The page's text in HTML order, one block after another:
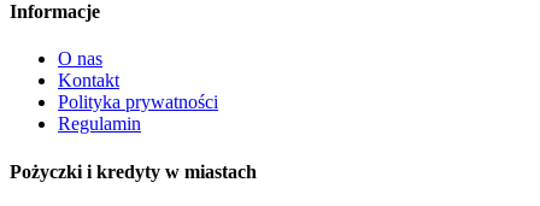
Informacje
O nas
Kontakt
Polityka prywatności
Regulamin
Pożyczki i kredyty w miastach